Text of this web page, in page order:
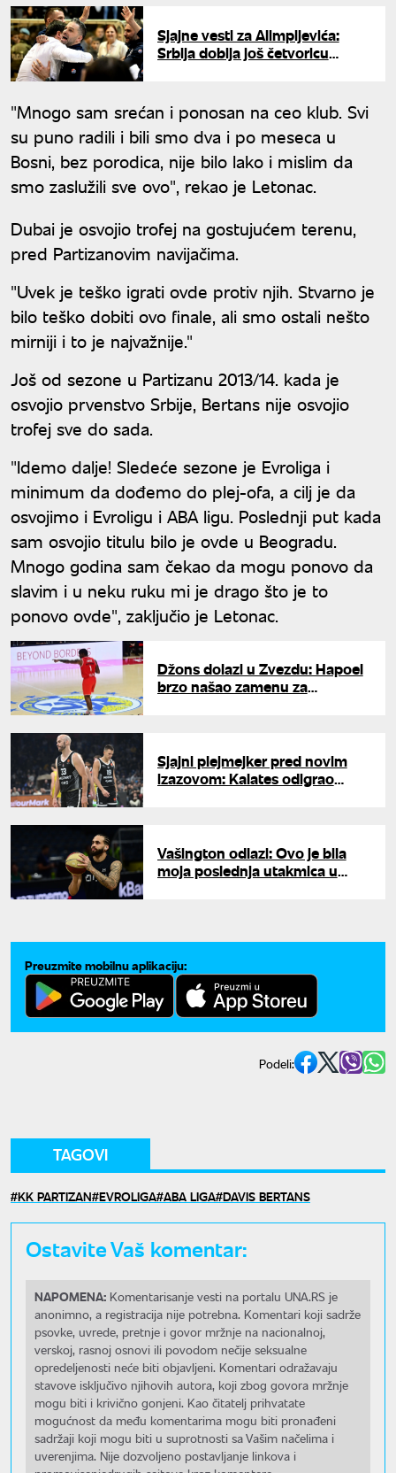
Sjajne vesti za Alimpijevića:
Srbija dobija još četvoricu
"Mnogo sam srećan i ponosan na ceo klub. Svi
su puno radili i bili smo dva i po meseca u
Bosni, bez porodica, nije bilo lako i mislim da
smo zaslužili sve ovo", rekao je Letonac.
Dubai je osvojio trofej na gostujućem terenu,
pred Partizanovim navijačima.
"Uvek je teško igrati ovde protiv njih. Stvarno je
bilo teško dobiti ovo finale, ali smo ostali nešto
mirniji i to je najvažnije."
Još od sezone u Partizanu 2013/14. kada je
osvojio prvenstvo Srbije, Bertans nije osvojio
trofej sve do sada.
"Idemo dalje! Sledeće sezone je Evroliga i
minimum da dođemo do plej-ofa, a cilj je da
osvojimo i Evroligu i ABA ligu. Poslednji put kada
sam osvojio titulu bilo je ovde u Beogradu.
Mnogo godina sam čekao da mogu ponovo da
slavim i u neku ruku mi je drago što je to
ponovo ovde", zaključio je Letonac.
Džons dolazi u Zvezdu: Hapoel
brzo našao zamenu za
Sjajni plejmejker pred novim
izazovom: Kalates odigrao
Vašington odlazi: Ovo je bila
moja poslednja utakmica u
Preuzmite mobilnu aplikaciju:
Podeli:
TAGOVI
KK PARTIZAN EVROLIGA ABA LIGA DAVIS BERTANS
Ostavite Vaš komentar:
NAPOMENA: Komentarisanje vesti na portalu UNA.RS je
anonimno, a registracija nije potrebna. Komentari koji sadrže
psovke, uvrede, pretnje i govor mržnje na nacionalnoj,
verskoj, rasnoj osnovi ili povodom nečije seksualne
opredeljenosti neće biti objavljeni. Komentari odražavaju
stavove isključivo njihovih autora, koji zbog govora mržnje
mogu biti i krivično gonjeni. Kao čitatelj prihvatate
mogućnost da među komentarima mogu biti pronađeni
sadržaji koji mogu biti u suprotnosti sa Vašim načelima i
uverenjima. Nije dozvoljeno postavljanje linkova i